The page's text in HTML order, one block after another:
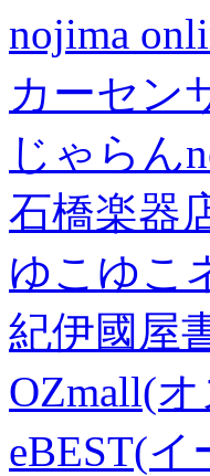
nojima
カーセン
じゃらん
石橋楽器
ゆこゆこ
紀伊國屋
OZmall(
eBEST(